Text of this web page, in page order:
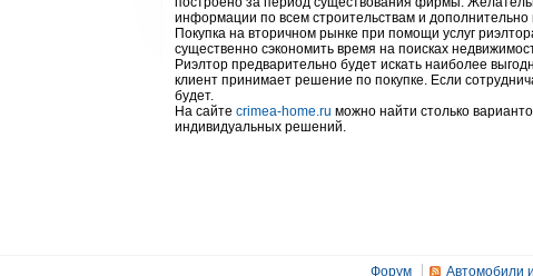
информации по всем строительствам и дополнительно
Покупка на вторичном рынке при помощи услуг
существенно сэкономить время на поисках
Риэлтор предварительно будет искать наиболее
клиент принимает решение по покупке. Если
будет.
На сайте crimea-home.ru можно найти столько
индивидуальных решений.
Форум Автомобили